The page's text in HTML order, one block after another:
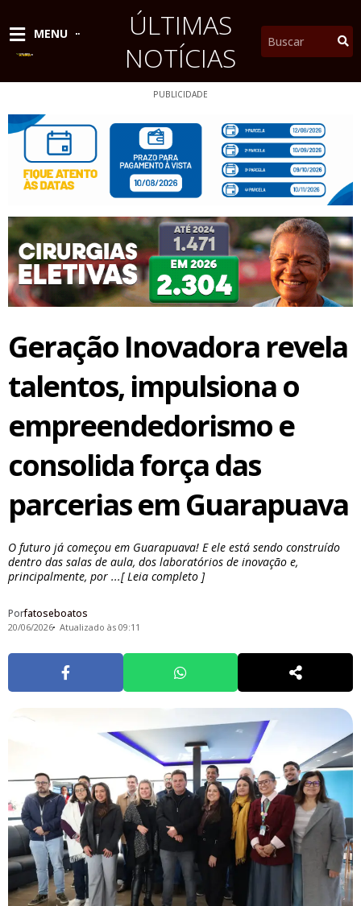
conteúdo
MENU
ÚLTIMAS
NOTÍCIAS
Pesquisar
PUBLICIDADE
Geração Inovadora revela
talentos, impulsiona o
empreendedorismo e
consolida força das
parcerias em Guarapuava
O futuro já começou em Guarapuava! E ele está sendo construído
dentro das salas de aula, dos laboratórios de inovação e,
principalmente, por ...[ Leia completo ]
Porfatoseboatos
20/06/2026 Atualizado às 09:11